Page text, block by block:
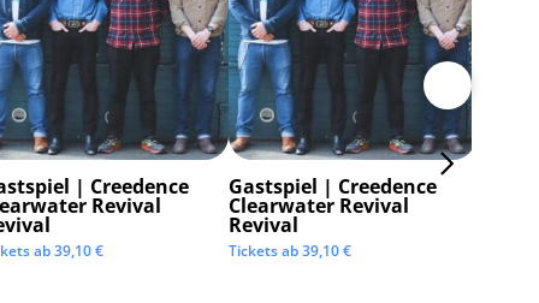
| Creedence
Revival
ab39,10€
Gastspiel | Creedence
Clearwater Revival
Revival
Tickets ab39,10€